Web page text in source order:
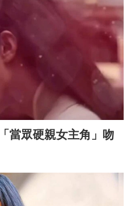
當眾硬親女主角」吻